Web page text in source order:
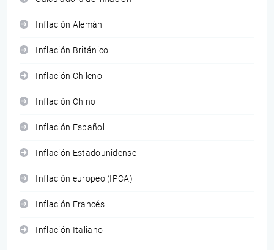
Inflación Alemán
Inflación Británico
Inflación Chileno
Inflación Chino
Inflación Español
Inflación Estadounidense
Inflación europeo (IPCA)
Inflación Francés
Inflación Italiano